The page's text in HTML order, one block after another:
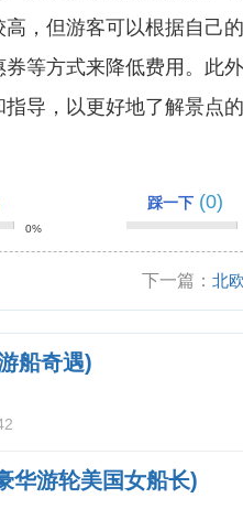
，但游客可以根据自己
等方式来降低费用。此
导，以更好地了解景点
0%
踩一下 (0)
下一篇：北
船奇遇)
华游轮美国女船长)